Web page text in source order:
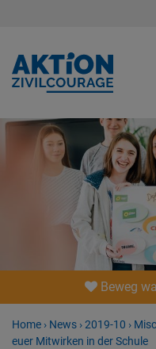
Beweg
Home › News ›2019-10 ›
euer Mitwirken in der Schule